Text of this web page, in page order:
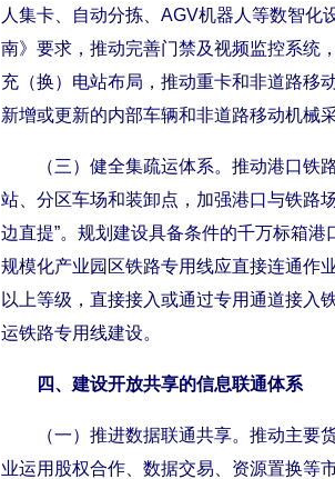
人集卡、自动分拣、AGV机器人等数智
南》要求，推动完善门禁及视频监控系统
充（换）电站布局，推动重卡和非道路移
新增或更新的内部车辆和非道路移动机械
（三）健全集疏运体系。推动港口铁路
站、分区车场和装卸点，加强港口与铁路
边直提”。规划建设具备条件的千万标箱港
规模化产业园区铁路专用线应直接连通作
以上等级，直接接入或通过专用通道接入
运铁路专用线建设。
四、建设开放共享的信息联通体系
（一）推进数据联通共享。推动主要货
业运用股权合作、数据交易、资源置换等